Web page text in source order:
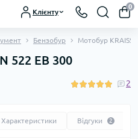
Клієнту
0
Бензобур Мотобур
522 ЕВ 300
2
Характеристики Відгуки 2